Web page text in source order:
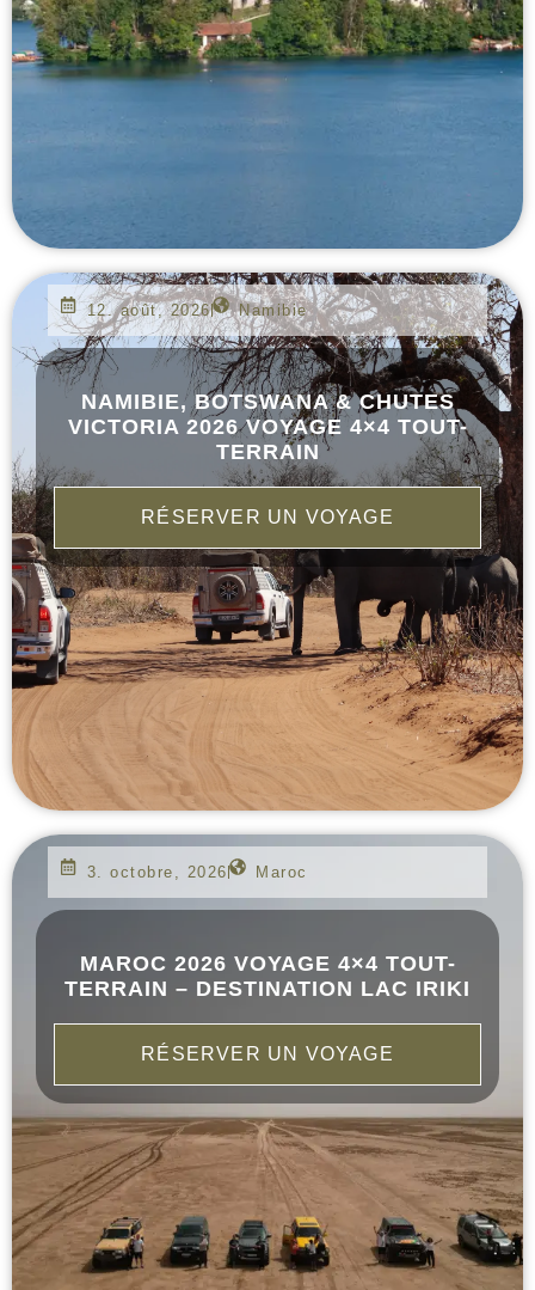
12. août, 2026 Namibie
NAMIBIE, BOTSWANA & CHUTES
VICTORIA 2026 VOYAGE 4×4 TOUT-
TERRAIN
RÉSERVER UN VOYAGE
3. octobre, 2026 Maroc
MAROC 2026 VOYAGE 4×4 TOUT-
TERRAIN – DESTINATION LAC IRIKI
RÉSERVER UN VOYAGE